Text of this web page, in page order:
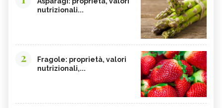
nutrizionali...
2
Fragole: proprietà, valori
nutrizionali,...